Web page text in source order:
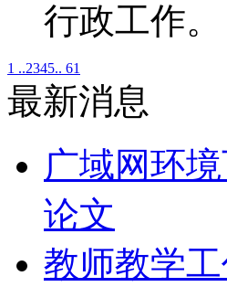
行政工作。
1 ..2345.. 61
最新消息
广域网环
论文
教师教学